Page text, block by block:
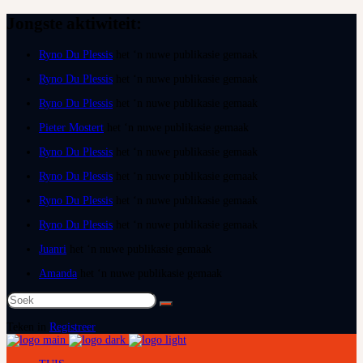
Ryno Du Plessis
Ryno Du Plessis
Ryno Du Plessis
Pieter Mostert
Ryno Du Plessis
Ryno Du Plessis
Ryno Du Plessis
Ryno Du Plessis
Juanri
Amanda
Soek
na:
Registreer